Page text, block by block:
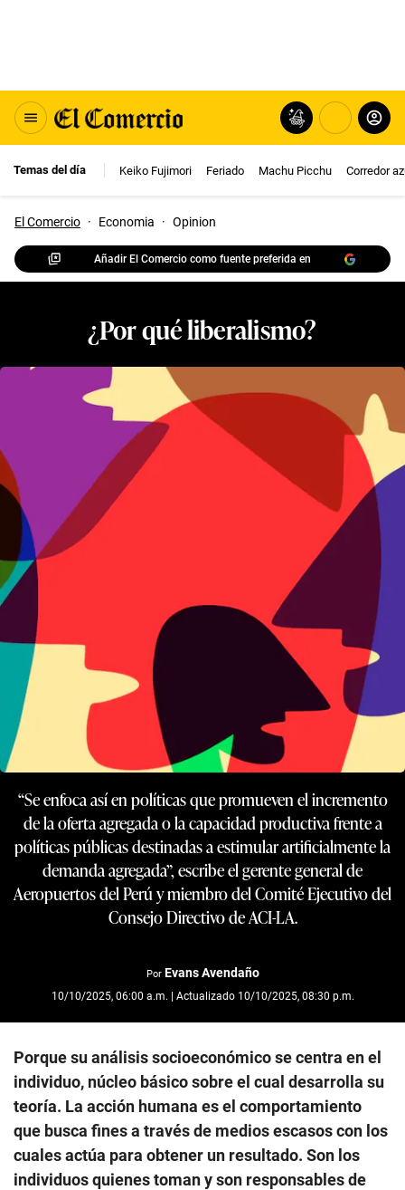
Temas del día Keiko Fujimori Feriado Machu Picchu Corredor
El Comercio · Economia · Opinion
Añadir El Comercio como fuente preferida en
¿Por qué liberalismo?
“Se enfoca así en políticas que promueven el incremento
de la oferta agregada o la capacidad productiva frente a
políticas públicas destinadas a estimular artificialmente la
demanda agregada”, escribe el gerente general de
Aeropuertos del Perú y miembro del Comité Ejecutivo del
Consejo Directivo de ACI-LA.
Por Evans Avendaño
10/10/2025, 06:00 a.m. | Actualizado 10/10/2025, 08:30 p.m.
Porque su análisis socioeconómico se centra en el
individuo, núcleo básico sobre el cual desarrolla su
teoría. La acción humana es el comportamiento
que busca fines a través de medios escasos con los
cuales actúa para obtener un resultado. Son los
individuos quienes toman y son responsables de